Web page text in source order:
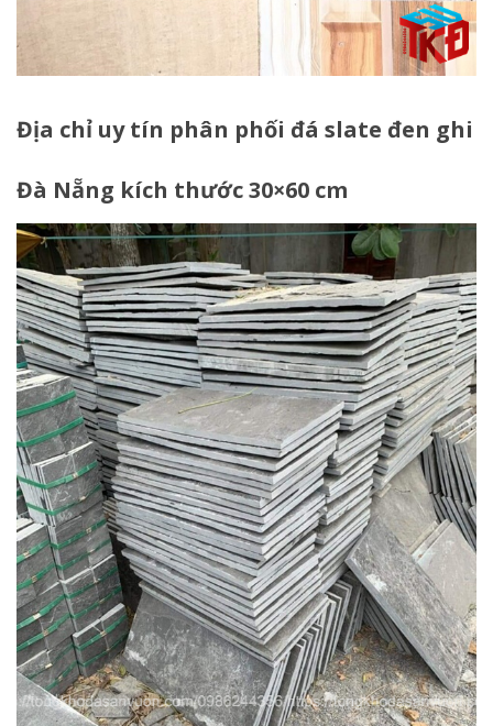
Địa chỉ uy tín phân phối đá slate đen ghi
Đà Nẵng kích thước 30×60 cm